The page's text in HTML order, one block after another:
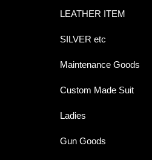
LEATHER ITEM
SILVER etc
Maintenance Goods
Custom Made Suit
Ladies
Gun Goods